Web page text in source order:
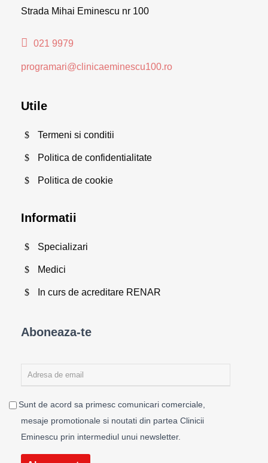
Strada Mihai Eminescu nr 100
021 9979
programari@clinicaeminescu100.ro
Utile
Termeni si conditii
Politica de confidentialitate
Politica de cookie
Informatii
Specializari
Medici
In curs de acreditare RENAR
Aboneaza-te
Sunt de acord sa primesc comunicari comerciale,
mesaje promotionale si noutati din partea Clinicii
Eminescu prin intermediul unui newsletter.